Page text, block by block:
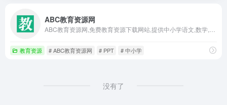
ABC教育资源网
教育资源 # ABC教育资源网 # PPT # 中小学
没有了